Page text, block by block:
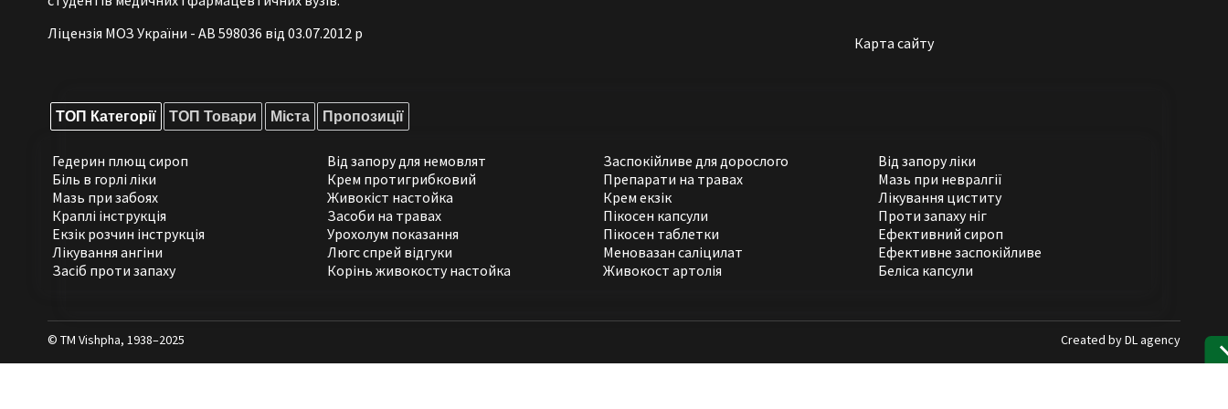
Ліцензія МОЗ України - АВ 598036 від 03.07.2012 р
Карта сайту
ТОП Категорії ТОП Товари Міста Пропозиції
Гедерин плющ сироп
Біль в горлі ліки
Мазь при забоях
Краплі інструкція
Екзік розчин інструкція
Лікування ангіни
Засіб проти запаху
Від запору для немовлят
Крем протигрибковий
Живокіст настойка
Засоби на травах
Урохолум показання
Люгс спрей відгуки
Корінь живокосту настойка
Заспокійливе для дорослого
Препарати на травах
Крем екзік
Пікосен капсули
Пікосен таблетки
Меновазан саліцилат
Живокост артолія
Від запору ліки
Мазь при невралгії
Лікування циститу
Проти запаху ніг
Ефективний сироп
Ефективне заспокійливе
Беліса капсули
© ТМ Vishpha, 1938–2025 Created byDL agency